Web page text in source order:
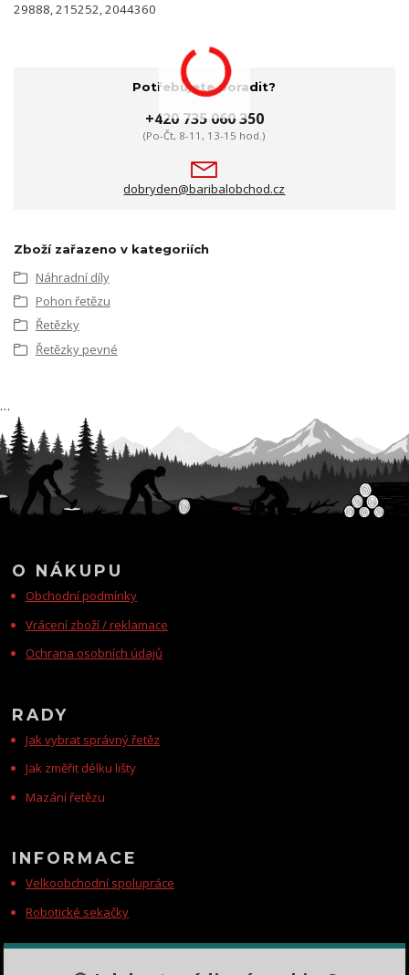
29888, 215252, 2044360
Potřebujete poradit?
+420 735 060 350
(Po-Čt, 8-11, 13-15 hod.)
dobryden@baribalobchod.cz
Zboží zařazeno v kategoriích
Náhradní díly
Pohon řetězu
Řetězky
Řetězky pevné
O NÁKUPU
Obchodní podmínky
Vrácení zboží / reklamace
Ochrana osobních údajů
RADY
Jak vybrat správný řetěz
Jak změřit délku lišty
Mazání řetězu
INFORMACE
Velkoobchodní spolupráce
Robotické sekačky
…